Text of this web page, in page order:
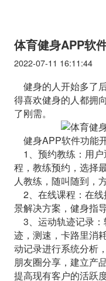
体育健身APP软
2022-07-11 16:11:44
健身的人开始多了
得喜欢健身的人都拥
了刚需。
健身APP软件功能
1、预约教练：用
程，教练预约，选择
人教练，随叫随到，
2、在线课程：在线
景解决方案，健身指
3、运动轨迹记录：
迹，测速，卡路里消
动记录进行系统分析
朋友圈分享，建立产
提高现有客户的活跃度